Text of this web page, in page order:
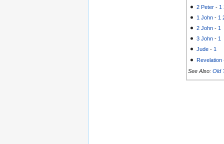
2 Peter - 1
1 John - 1
2 John - 1
3 John - 1
Jude - 1
Revelation
See Also: Old